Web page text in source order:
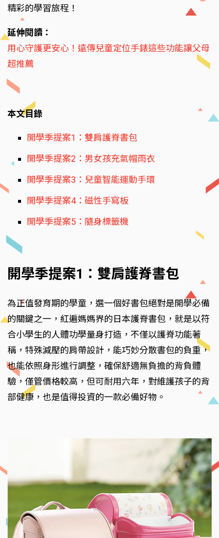
精彩的學習旅程！
延伸閱讀：
用心守護更安心！遠傳兒童定位手錶這些功能讓父母
超推薦
本文目錄
開學季提案1：雙肩護脊書包
開學季提案2：男女孩充氣帽雨衣
開學季提案3：兒童智能運動手環
開學季提案4：磁性手寫板
開學季提案5：隨身標籤機
開學季提案1：雙肩護脊書包
為正值發育期的學童，選一個好書包絕對是開學必備
的關鍵之一，紅遍媽媽界的日本護脊書包，就是以符
合小學生的人體功學量身打造，不僅以護脊功能著
稱，特殊減壓的肩帶設計，能巧妙分散書包的負重，
也能依照身形進行調整，確保舒適無負擔的背負體
驗，僅管價格較高，但可耐用六年，對維護孩子的背
部健康，也是值得投資的一款必備好物。